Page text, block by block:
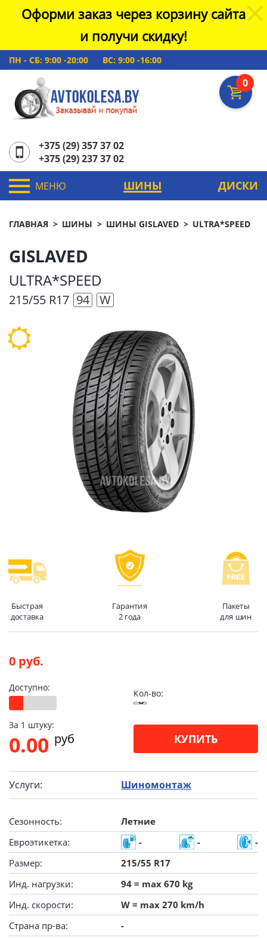
Оформи заказ через корзину сайта
и получи скидку!
ПН - СБ: 9:00 -20:00 ВС: 9:00 -16:00
0
+375 (29) 357 37 02
+375 (29) 237 37 02
МЕНЮ ШИНЫ ДИСКИ
ГЛАВНАЯ ШИНЫ ШИНЫ GISLAVED ULTRA*SPEED
GISLAVED
ULTRA*SPEED
215/55 R17 94 W
Быстрая
доставка
Гарантия
2 года
Пакеты
для шин
0 руб.
Доступно:
Кол-во:
За 1 штуку:
0.00 pуб КУПИТЬ
Услуги: Шиномонтаж
Сезонность:
Летние
Евроэтикетка:
- -
-
Размер:
215/55 R17
Инд. нагрузки:
94 = max 670 kg
Инд. скорости:
W = max 270 km/h
Страна пр-ва:
-